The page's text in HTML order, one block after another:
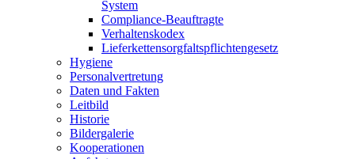
System
Compliance-Beauftragte
Verhaltenskodex
Lieferkettensorgfaltspflichtengesetz
Hygiene
Personalvertretung
Daten und Fakten
Leitbild
Historie
Bildergalerie
Kooperationen